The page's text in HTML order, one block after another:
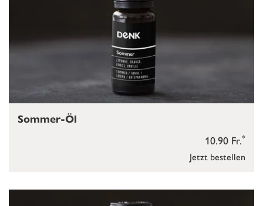
Jetzt bestellen
10.90 Fr.*
Sommer-Öl